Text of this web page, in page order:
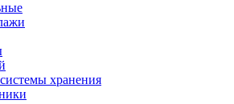
хранения